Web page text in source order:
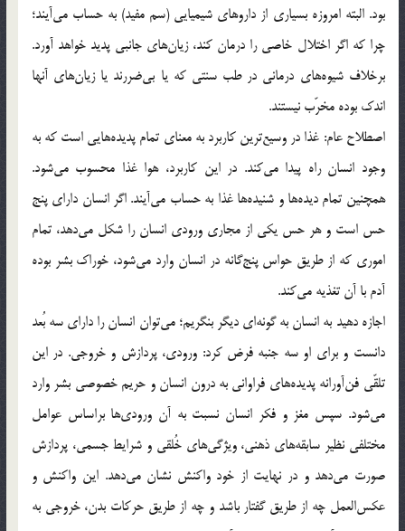
بود. البته امروزه بسیاری از داروهای شیمیایی (سم مفید) به حساب می‌آیند؛
چرا که اگر اختلال خاصی را درمان کند، زیان‌های جانبی پدید خواهد آورد.
برخلاف شیوه‌های درمانی در طب سنتی که یا بی‌ضررند یا زیان‌های آنها
اندک بوده مخرّب نیستند.
اصطلاح عام: غذا در وسیع‌ترین کاربرد به معنای تمام پدیده‌هایی است که به
وجود انسان راه پیدا می‌کند. در این کاربرد، هوا غذا محسوب می‌شود.
همچنین تمام دیده‌ها و شنیده‌ها غذا به حساب می‌آیند. اگر انسان دارای پنج
حس است و هر حس یکی از مجاری ورودی انسان را شکل می‌دهد، تمام
اموری که از طریق حواس پنج‌گانه در انسان وارد می‌شود، خوراک بشر بوده
آدم با آن تغذیه می‌کند.
اجازه دهید به انسان به گونه‌ای دیگر بنگریم؛ می‌توان انسان را دارای سه بُعد
دانست و برای او سه جنبه فرض کرد: ورودی، پردازش و خروجی. در این
تلقّی فن‌آورانه پدیده‌های فراوانی به درون انسان و حریم خصوصی بشر وارد
می‌شود. سپس مغز و فکر انسان نسبت به آن ورودی‌ها براساس عوامل
مختلفی نظیر سابقه‌های ذهنی، ویژگی‌های خُلقی و شرایط جسمی، پردازش
صورت می‌دهد و در نهایت از خود واکنش نشان می‌دهد. این واکنش و
عکس‌العمل چه از طریق گفتار باشد و چه از طریق حرکات بدن، خروجی به